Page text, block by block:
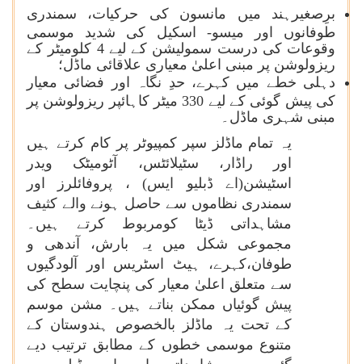
برِصغیرہند میں مانسون کی حرکیات، سمندری
طوفانوں اور میسو- اسکیل کی شدید موسمی
وقوعات کی درست سمولیشن کے لیے 4 کلومیٹر کے
ریزولوشن پر مبنی اعلیٰ معیاری علاقائی ماڈل؛
دہلی خطے میں کہرے، حدِ نگاہ اور فضائی معیار
کی پیش گوئی کے لیے 330 میٹر کاہائپر ریزولوشن پر
مبنی شہری ماڈل۔
یہ تمام ماڈلز سپر کمپیوٹر پر کام کرتے ہیں
اور راڈار، سٹیلائٹس، آٹومیٹک ویدر
اسٹیشن(اے ڈبلیو ایس) ، پروفائلرز اور
سمندری نظاموں سے حاصل ہونے والے کثیف
مشاہداتی ڈیٹا کومربوط کرتے ہیں۔
مجموعی شکل میں یہ بارش، آندھی و
طوفان،کہرے، ہیٹ اسٹریس اور آلودگیوں
سے متعلق اعلیٰ معیار کی پنچایت سطح کی
پیش گوئیاں ممکن بناتے ہیں۔ مشن موسم
کے تحت یہ ماڈلز بالخصوص ہندوستان کے
متنوع موسمی خطوں کے مطابق ترتیب دیے